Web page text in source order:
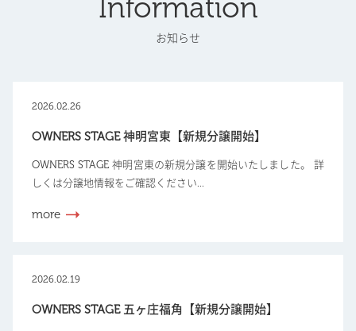
Information
お知らせ
2026.02.26
OWNERS STAGE 神明宮東【新規分譲開始】
OWNERS STAGE 神明宮東の新規分譲を開始いたしました。 詳
しくは分譲地情報をご確認ください...
more
2026.02.19
OWNERS STAGE 五ヶ庄福角【新規分譲開始】